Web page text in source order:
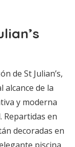
de St Julian’s,
alcance de la
y moderna
Repartidas en
decoradas en